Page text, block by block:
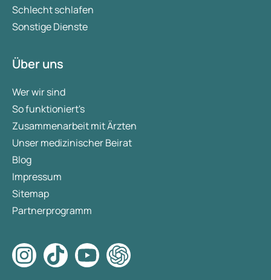
Schlecht schlafen
Sonstige Dienste
Über uns
Wer wir sind
So funktioniert's
Zusammenarbeit mit Ärzten
Unser medizinischer Beirat
Blog
Impressum
Sitemap
Partnerprogramm